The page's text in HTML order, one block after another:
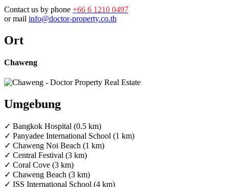
Contact us by phone +66 6 1210 0497
or mail info@doctor-property.co.th
Ort
Chaweng
Umgebung
✓ Bangkok Hospital (0.5 km)
✓ Panyadee International School (1 km)
✓ Chaweng Noi Beach (1 km)
✓ Central Festival (3 km)
✓ Coral Cove (3 km)
✓ Chaweng Beach (3 km)
✓ ISS International School (4 km)